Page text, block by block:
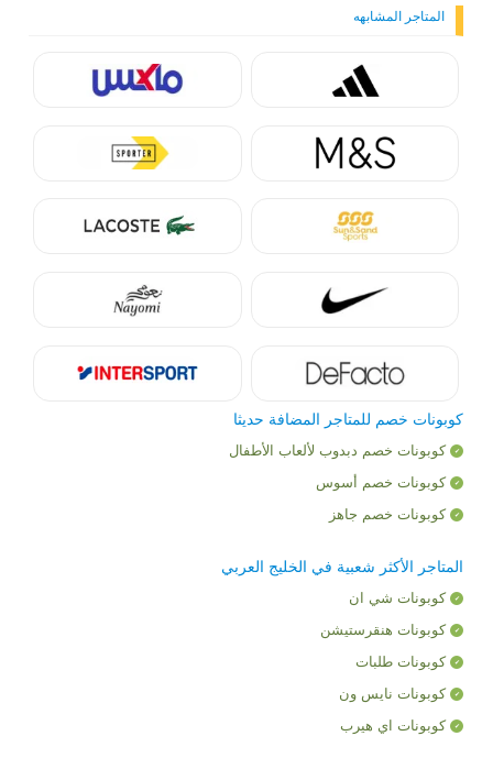
المتاجر المشابهه
كوبونات خصم للمتاجر المضافة حديثا
كوبونات خصم دبدوب لألعاب الأطفال
كوبونات خصم أسوس
كوبونات خصم جاهز
المتاجر الأكثر شعبية في الخليج العربي
كوبونات شي ان
كوبونات هنقرستيشن
كوبونات طلبات
كوبونات نايس ون
كوبونات اي هيرب